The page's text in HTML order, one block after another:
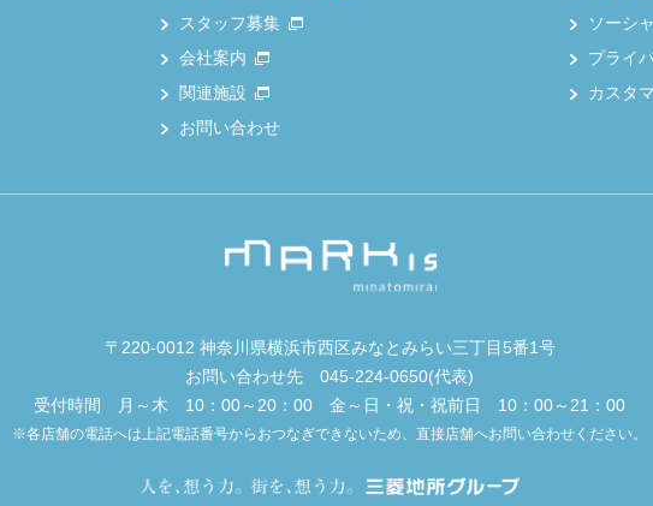
スタッフ募集
会社案内
関連施設
お問い合わせ
ソーシ
プライ
カスタ
〒220-0012 神奈川県横浜市西区みなとみらい三丁目5番1号
お問い合わせ先 045-224-0650(代表)
受付時間 月～木 10：00～20：00 金～日・祝・祝前日 10：00～21：00
※各店舗の電話へは上記電話番号からおつなぎできないため、直接店舗へお問い合わせください。